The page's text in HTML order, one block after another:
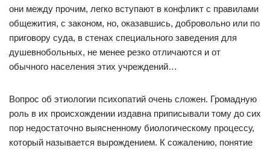
они между прочим, легко вступают в конфликт с правилами
общежития, с законом, но, оказавшись, добровольно или по
приговору суда, в стенах специального заведения для
душевнобольных, не менее резко отличаются и от
обычного населения этих учреждений…
Вопрос об этиологии психопатий очень сложен. Громадную
роль в их происхождении издавна приписывали тому до сих
пор недостаточно выясненному биологическому процессу,
который называется вырождением. К сожалению, понятие